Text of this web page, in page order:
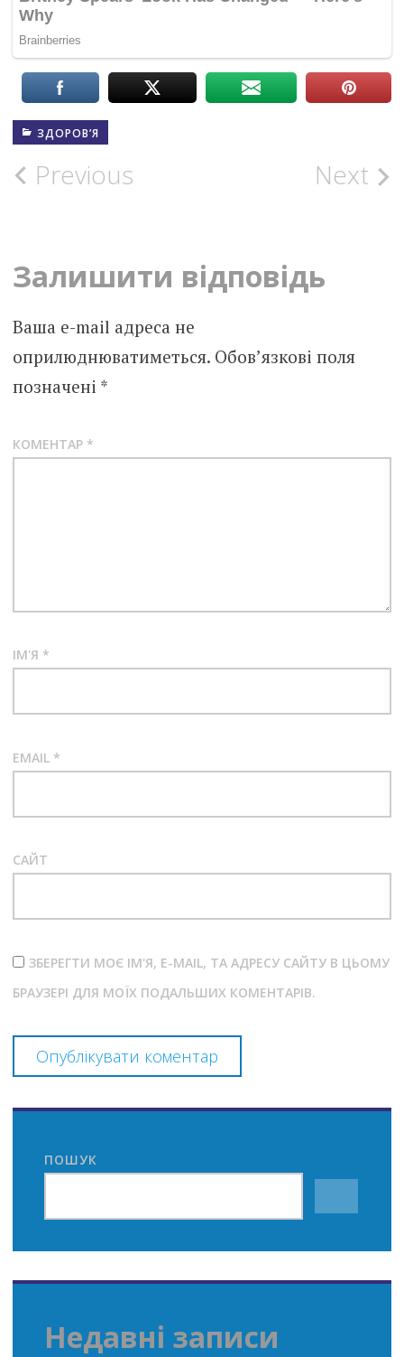
ЗДОРОВ’Я
Post
Previous Next
Залишити відповідь
Ваша e-mail адреса не
оприлюднюватиметься. Обов’язкові поля
позначені *
КОМЕНТАР *
ІМ'Я *
EMAIL *
САЙТ
ЗБЕРЕГТИ МОЄ ІМ'Я, E-MAIL, ТА АДРЕСУ САЙТУ В ЦЬОМУ
БРАУЗЕРІ ДЛЯ МОЇХ ПОДАЛЬШИХ КОМЕНТАРІВ.
ПОШУК
Недавні записи